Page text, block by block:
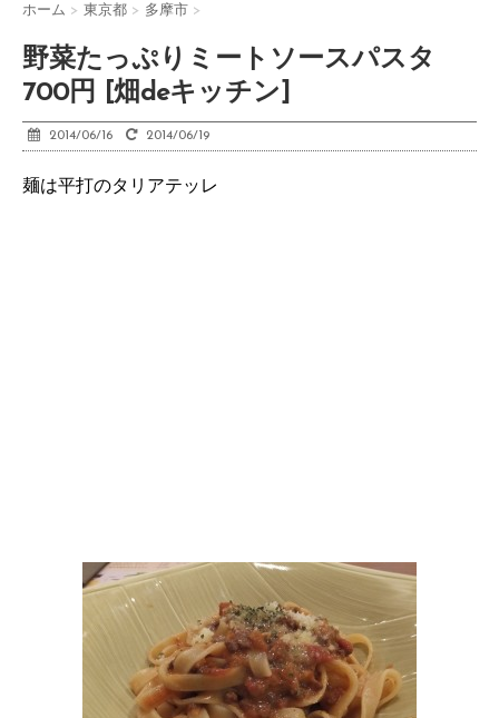
ホーム > 東京都 > 多摩市 >
野菜たっぷりミートソースパスタ
700円 [畑deキッチン]
2014/06/16 2014/06/19
麺は平打のタリアテッレ